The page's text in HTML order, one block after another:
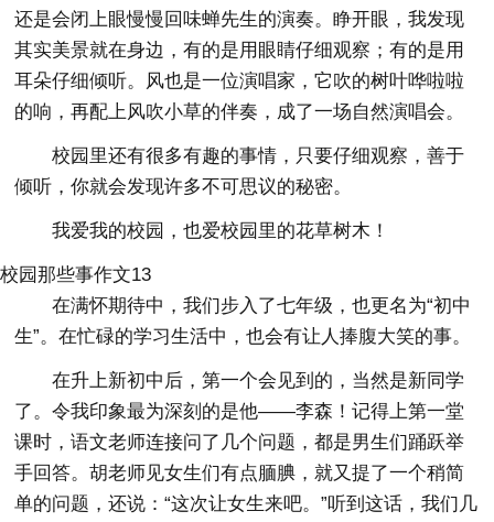
还是会闭上眼慢慢回味蝉先生的演奏。睁开眼，我发现
其实美景就在身边，有的是用眼睛仔细观察；有的是用
耳朵仔细倾听。风也是一位演唱家，它吹的树叶哗啦啦
的响，再配上风吹小草的伴奏，成了一场自然演唱会。
校园里还有很多有趣的事情，只要仔细观察，善于
倾听，你就会发现许多不可思议的秘密。
我爱我的校园，也爱校园里的花草树木！
校园那些事作文13
在满怀期待中，我们步入了七年级，也更名为“初中
生”。在忙碌的学习生活中，也会有让人捧腹大笑的事。
在升上新初中后，第一个会见到的，当然是新同学
了。令我印象最为深刻的是他——李森！记得上第一堂
课时，语文老师连接问了几个问题，都是男生们踊跃举
手回答。胡老师见女生们有点腼腆，就又提了一个稍简
单的问题，还说：“这次让女生来吧。”听到这话，我们几